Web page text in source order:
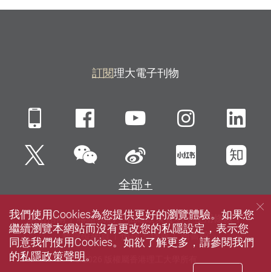
訂閱理大電子刊物
Mobile FacebookYouTube
Twitter微信 新浪微博小紅書知
全部
網站指南 聯絡我們 私隱政策聲明
使用條款
無障礙網頁
招聘 傳媒 圖書館
© 2026 版權屬香港理工大學所有
我們使用Cookies為您提供更好的瀏覽體驗。如果您
繼續瀏覽本網站而沒有更改您的私隱設定，表示您
同意我們使用Cookies。如欲了解更多，請參閱我們
的私隱政策聲明。